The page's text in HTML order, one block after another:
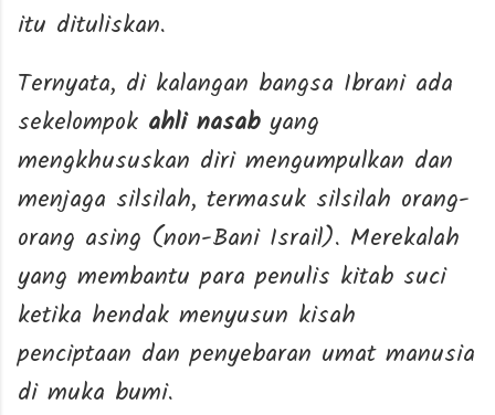
itu dituliskan.
Ternyata, di kalangan bangsa Ibrani ada
sekelompok ahli nasabyang
mengkhususkan diri mengumpulkan dan
menjaga silsilah, termasuk silsilah orang-
orang asing (non-Bani Israil). Merekalah
yang membantu para penulis kitab suci
ketika hendak menyusun kisah
penciptaan dan penyebaran umat manusia
di muka bumi.